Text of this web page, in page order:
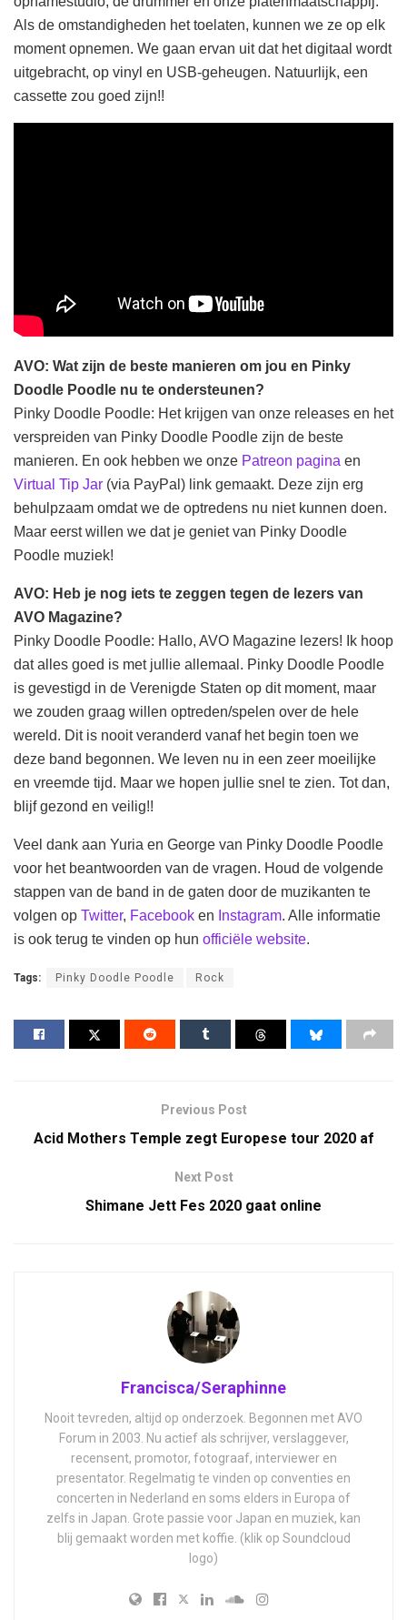
Als de omstandigheden het toelaten, kunnen we ze op elk
moment opnemen. We gaan ervan uit dat het digitaal wordt
uitgebracht, op vinyl en USB-geheugen. Natuurlijk, een
cassette zou goed zijn!!
AVO: Wat zijn de beste manieren om jou en Pinky
Doodle Poodle nu te ondersteunen?
Pinky Doodle Poodle: Het krijgen van onze releases en het
verspreiden van Pinky Doodle Poodle zijn de beste
manieren. En ook hebben we onze Patreon pagina en
Virtual Tip Jar (via PayPal) link gemaakt. Deze zijn erg
behulpzaam omdat we de optredens nu niet kunnen doen.
Maar eerst willen we dat je geniet van Pinky Doodle
Poodle muziek!
AVO: Heb je nog iets te zeggen tegen de lezers van
AVO Magazine?
Pinky Doodle Poodle: Hallo, AVO Magazine lezers! Ik hoop
dat alles goed is met jullie allemaal. Pinky Doodle Poodle
is gevestigd in de Verenigde Staten op dit moment, maar
we zouden graag willen optreden/spelen over de hele
wereld. Dit is nooit veranderd vanaf het begin toen we
deze band begonnen. We leven nu in een zeer moeilijke
en vreemde tijd. Maar we hopen jullie snel te zien. Tot dan,
blijf gezond en veilig!!
Veel dank aan Yuria en George van Pinky Doodle Poodle
voor het beantwoorden van de vragen. Houd de volgende
stappen van de band in de gaten door de muzikanten te
volgen op Twitter, Facebook en Instagram. Alle informatie
is ook terug te vinden op hun officiële website.
Tags: Pinky Doodle Poodle Rock
Previous Post
Acid Mothers Temple zegt Europese tour 2020 af
Next Post
Shimane Jett Fes 2020 gaat online
Francisca/Seraphinne
Nooit tevreden, altijd op onderzoek. Begonnen met AVO
Forum in 2003. Nu actief als schrijver, verslaggever,
recensent, promotor, fotograaf, interviewer en
presentator. Regelmatig te vinden op conventies en
concerten in Nederland en soms elders in Europa of
zelfs in Japan. Grote passie voor Japan en muziek, kan
blij gemaakt worden met koffie. (klik op Soundcloud
logo)